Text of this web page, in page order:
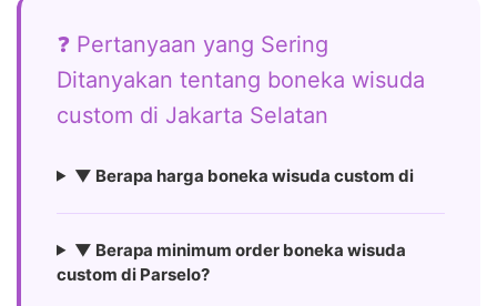
❓ Pertanyaan yang Sering
Ditanyakan tentang boneka wisuda
custom di Jakarta Selatan
▼ Berapa harga boneka wisuda custom di
▼ Berapa minimum order boneka wisuda
custom di Parselo?